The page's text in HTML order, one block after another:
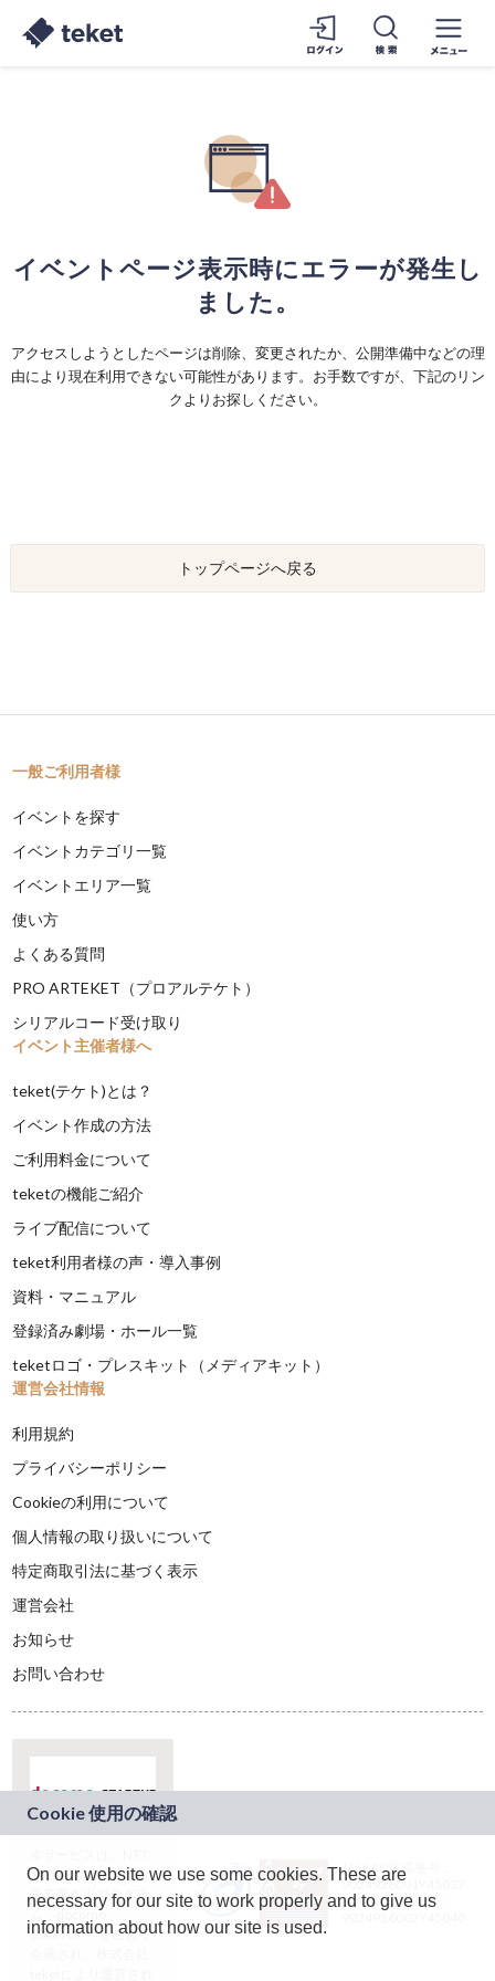
イベントページ表示時にエラーが発生し
ました。
アクセスしようとしたページは削除、変更されたか、公開準備中などの理
由により現在利用できない可能性があります。お手数ですが、下記のリン
クよりお探しください。
トップページへ戻る
一般ご利用者様
イベントを探す
イベントカテゴリ一覧
イベントエリア一覧
使い方
よくある質問
PRO ARTEKET（プロアルテケト）
シリアルコード受け取り
イベント主催者様へ
teket(テケト)とは？
イベント作成の方法
ご利用料金について
teketの機能ご紹介
ライブ配信について
teket利用者様の声・導入事例
資料・マニュアル
登録済み劇場・ホール一覧
teketロゴ・プレスキット（メディアキット）
運営会社情報
利用規約
プライバシーポリシー
Cookieの利用について
個人情報の取り扱いについて
特定商取引法に基づく表示
運営会社
お知らせ
お問い合わせ
ドコモグループの新
規事業創出プログラ
ム「docomo
STARTUP」を通じて
JASRAC許諾番号：
9024936001Y45037
JASRAC許諾番号：
On our website we use some cookies. These are
necessary for our site to work properly and to give us
information about how our site is used.